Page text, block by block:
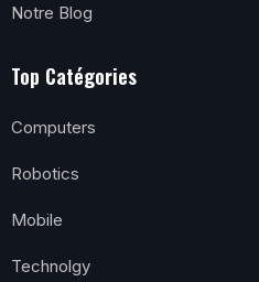
Notre Blog
Top Catégories
Computers
Robotics
Mobile
Technolgy